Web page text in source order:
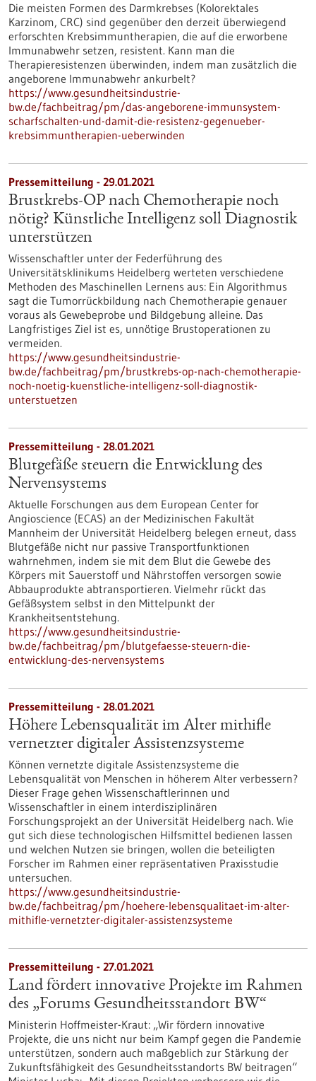
Die meisten Formen des Darmkrebses (Kolorektales
Karzinom, CRC) sind gegenüber den derzeit überwiegend
erforschten Krebsimmuntherapien, die auf die erworbene
Immunabwehr setzen, resistent. Kann man die
Therapieresistenzen überwinden, indem man zusätzlich die
angeborene Immunabwehr ankurbelt?
https://www.gesundheitsindustrie-
bw.de/fachbeitrag/pm/das-angeborene-immunsystem-
scharfschalten-und-damit-die-resistenz-gegenueber-
krebsimmuntherapien-ueberwinden
Pressemitteilung - 29.01.2021
Brustkrebs-OP nach Chemotherapie noch
nötig? Künstliche Intelligenz soll Diagnostik
unterstützen
Wissenschaftler unter der Federführung des
Universitätsklinikums Heidelberg werteten verschiedene
Methoden des Maschinellen Lernens aus: Ein Algorithmus
sagt die Tumorrückbildung nach Chemotherapie genauer
voraus als Gewebeprobe und Bildgebung alleine. Das
Langfristiges Ziel ist es, unnötige Brustoperationen zu
vermeiden.
https://www.gesundheitsindustrie-
bw.de/fachbeitrag/pm/brustkrebs-op-nach-chemotherapie-
noch-noetig-kuenstliche-intelligenz-soll-diagnostik-
unterstuetzen
Pressemitteilung - 28.01.2021
Blutgefäße steuern die Entwicklung des
Nervensystems
Aktuelle Forschungen aus dem European Center for
Angioscience (ECAS) an der Medizinischen Fakultät
Mannheim der Universität Heidelberg belegen erneut, dass
Blutgefäße nicht nur passive Transportfunktionen
wahrnehmen, indem sie mit dem Blut die Gewebe des
Körpers mit Sauerstoff und Nährstoffen versorgen sowie
Abbauprodukte abtransportieren. Vielmehr rückt das
Gefäßsystem selbst in den Mittelpunkt der
Krankheitsentstehung.
https://www.gesundheitsindustrie-
bw.de/fachbeitrag/pm/blutgefaesse-steuern-die-
entwicklung-des-nervensystems
Pressemitteilung - 28.01.2021
Höhere Lebensqualität im Alter mithifle
vernetzter digitaler Assistenzsysteme
Können vernetzte digitale Assistenzsysteme die
Lebensqualität von Menschen in höherem Alter verbessern?
Dieser Frage gehen Wissenschaftlerinnen und
Wissenschaftler in einem interdisziplinären
Forschungsprojekt an der Universität Heidelberg nach. Wie
gut sich diese technologischen Hilfsmittel bedienen lassen
und welchen Nutzen sie bringen, wollen die beteiligten
Forscher im Rahmen einer repräsentativen Praxisstudie
untersuchen.
https://www.gesundheitsindustrie-
bw.de/fachbeitrag/pm/hoehere-lebensqualitaet-im-alter-
mithifle-vernetzter-digitaler-assistenzsysteme
Pressemitteilung - 27.01.2021
Land fördert innovative Projekte im Rahmen
des „Forums Gesundheitsstandort BW“
Ministerin Hoffmeister-Kraut: „Wir fördern innovative
Projekte, die uns nicht nur beim Kampf gegen die Pandemie
unterstützen, sondern auch maßgeblich zur Stärkung der
Zukunftsfähigkeit des Gesundheitsstandorts BW beitragen“